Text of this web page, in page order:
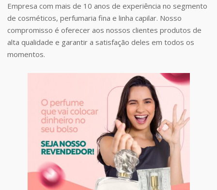
Empresa com mais de 10 anos de experiência no segmento
de cosméticos, perfumaria fina e linha capilar. Nosso
compromisso é oferecer aos nossos clientes produtos de
alta qualidade e garantir a satisfação deles em todos os
momentos.